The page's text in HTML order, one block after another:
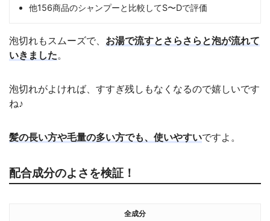
他156商品のシャンプーと比較してS〜Dで評価
泡切れもスムーズで、 お湯で流すとさらさらと泡が流れて
いきました。
泡切れがよければ、すすぎ残しもなくなるので嬉しいです
ね♪
髪の長い方や毛量の多い方でも、使いやすいですよ。
配合成分のよさを検証！
全成分